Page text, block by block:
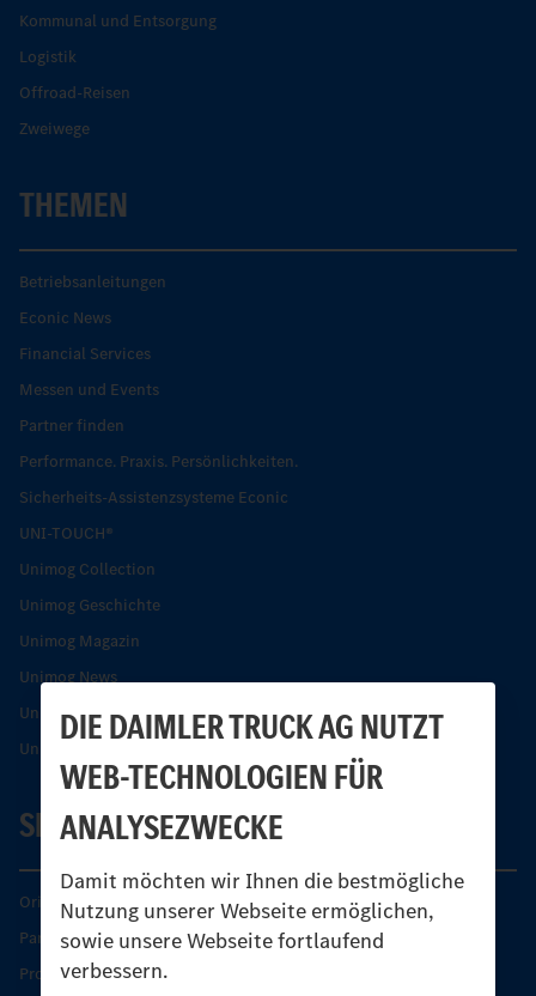
DIE DAIMLER TRUCK AG NUTZT
WEB-TECHNOLOGIEN FÜR
ANALYSEZWECKE
Damit möchten wir Ihnen die bestmögliche
Nutzung unserer Webseite ermöglichen,
sowie unsere Webseite fortlaufend
verbessern.
Kommunal und Entsorgung
Logistik
Offroad-Reisen
Zweiwege
THEMEN
Betriebsanleitungen
Econic News
Financial Services
Messen und Events
Partner finden
Performance. Praxis. Persönlichkeiten.
Sicherheits-Assistenzsysteme Econic
UNI-TOUCH®
Unimog Collection
Unimog Geschichte
Unimog Magazin
Unimog News
Unimog Partner-Portal
Unimog Sicherheit
SERVICE
Original-Teile
Partner finden
Produkt-Highlights